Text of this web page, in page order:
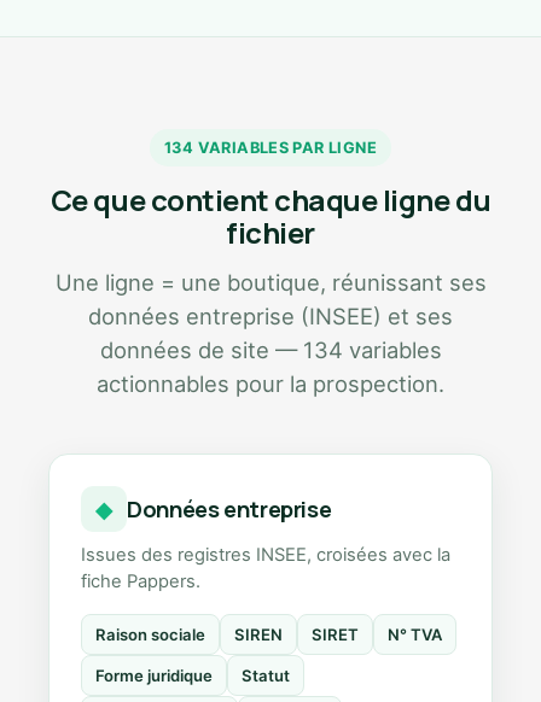
134 VARIABLES PAR LIGNE
Ce que contient chaque ligne du
fichier
Une ligne = une boutique, réunissant ses
données entreprise (INSEE) et ses
données de site — 134 variables
actionnables pour la prospection.
◆ Données entreprise
Issues des registres INSEE, croisées avec la
fiche Pappers.
Raison sociale SIREN SIRET N° TVA
Forme juridique Statut